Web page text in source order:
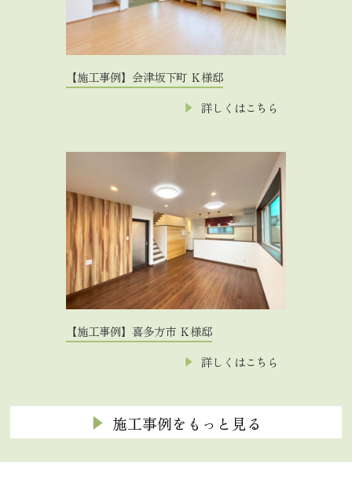
【施工事例】会津坂下町 Ｋ様邸
詳しくはこちら
【施工事例】喜多方市 Ｋ様邸
詳しくはこちら
施工事例をもっと見る